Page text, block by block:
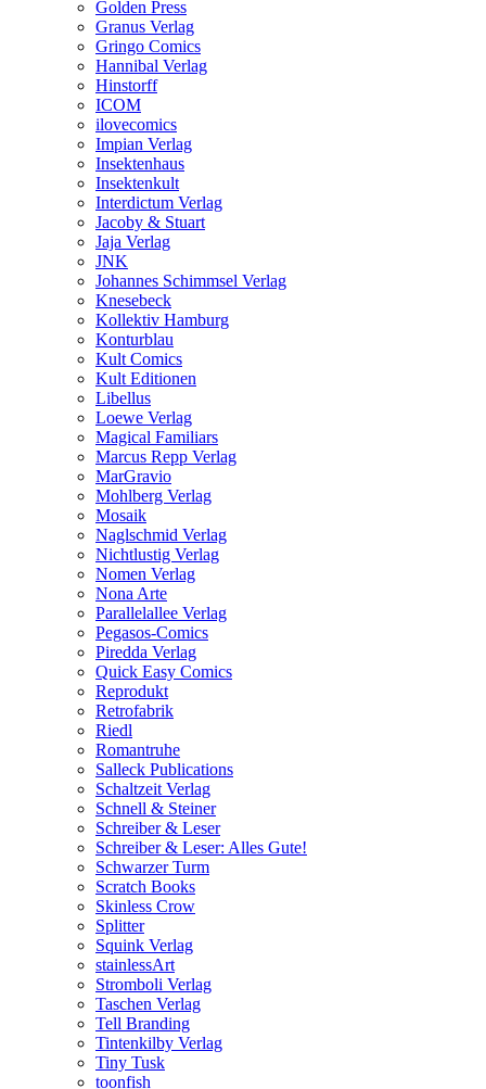
Golden Press
Granus Verlag
Gringo Comics
Hannibal Verlag
Hinstorff
ICOM
ilovecomics
Impian Verlag
Insektenhaus
Insektenkult
Interdictum Verlag
Jacoby & Stuart
Jaja Verlag
JNK
Johannes Schimmsel Verlag
Knesebeck
Kollektiv Hamburg
Konturblau
Kult Comics
Kult Editionen
Libellus
Loewe Verlag
Magical Familiars
Marcus Repp Verlag
MarGravio
Mohlberg Verlag
Mosaik
Naglschmid Verlag
Nichtlustig Verlag
Nomen Verlag
Nona Arte
Parallelallee Verlag
Pegasos-Comics
Piredda Verlag
Quick Easy Comics
Reprodukt
Retrofabrik
Riedl
Romantruhe
Salleck Publications
Schaltzeit Verlag
Schnell & Steiner
Schreiber & Leser
Schreiber & Leser: Alles Gute!
Schwarzer Turm
Scratch Books
Skinless Crow
Splitter
Squink Verlag
stainlessArt
Stromboli Verlag
Taschen Verlag
Tell Branding
Tintenkilby Verlag
Tiny Tusk
toonfish